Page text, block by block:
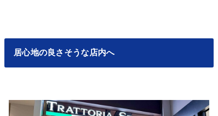
居心地の良さそうな店内へ